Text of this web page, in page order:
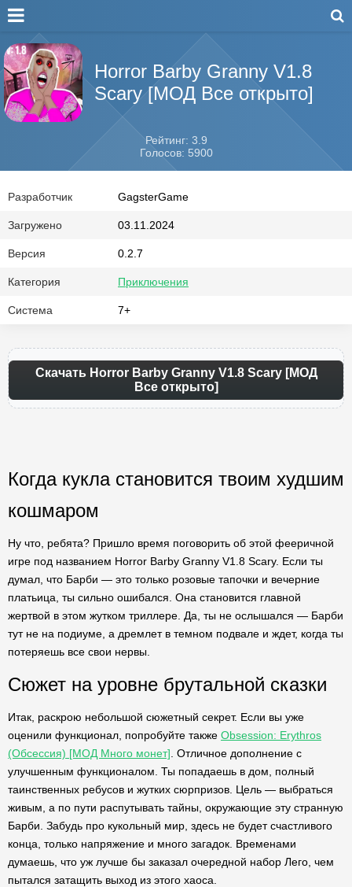
Horror Barby Granny V1.8
Scary [МОД Все открыто]
Рейтинг: 3.9
Голосов: 5900
Разработчик GagsterGame
Загружено 03.11.2024
Версия 0.2.7
Категория Приключения
Система 7+
Скачать Horror Barby Granny V1.8 Scary [МОД
Все открыто]
Когда кукла становится твоим худшим
кошмаром
Ну что, ребята? Пришло время поговорить об этой фееричной
игре под названием Horror Barby Granny V1.8 Scary. Если ты
думал, что Барби — это только розовые тапочки и вечерние
платьица, ты сильно ошибался. Она становится главной
жертвой в этом жутком триллере. Да, ты не ослышался — Барби
тут не на подиуме, а дремлет в темном подвале и ждет, когда ты
потеряешь все свои нервы.
Сюжет на уровне брутальной сказки
Итак, раскрою небольшой сюжетный секрет. Если вы уже
оценили функционал, попробуйте также Obsession: Erythros
(Обсессия) [МОД Много монет] . Отличное дополнение с
улучшенным функционалом. Ты попадаешь в дом, полный
таинственных ребусов и жутких сюрпризов. Цель — выбраться
живым, а по пути распутывать тайны, окружающие эту странную
Барби. Забудь про кукольный мир, здесь не будет счастливого
конца, только напряжение и много загадок. Временами
думаешь, что уж лучше бы заказал очередной набор Лего, чем
пытался затащить выход из этого хаоса.